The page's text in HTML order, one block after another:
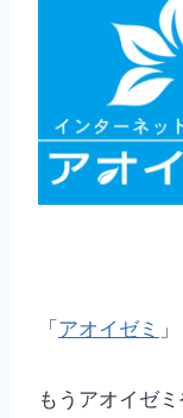
「 アオイゼミ 」
もうアオイゼ